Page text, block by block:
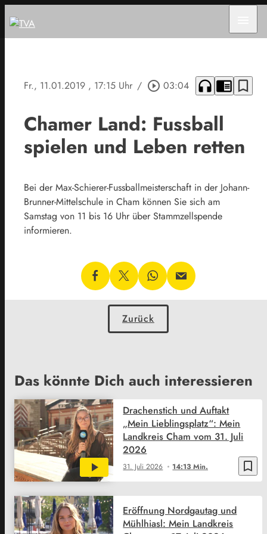
Fr., 11.01.2019 , 17:15 Uhr / play_circle_outline 03:04 headphones chrome_reader_mode bookmark_border
Chamer Land: Fussball
spielen und Leben retten
Bei der Max-Schierer-Fussballmeisterschaft in der Johann-
Brunner-Mittelschule in Cham können Sie sich am
Samstag von 11 bis 16 Uhr über Stammzellspende
informieren.
Zurück
Das könnte Dich auch interessieren
bookmark_border
31. Juli 2026 14:13 Min.
Drachenstich und Auftakt
„Mein Lieblingsplatz“: Mein
Landkreis Cham vom 31. Juli
2026
Eröffnung Nordgautag und
Mühlhiasl: Mein Landkreis